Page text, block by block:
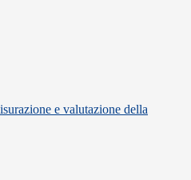
e valutazione della